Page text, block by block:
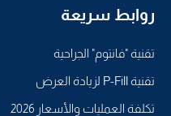
روابط سريعة
تقنية "فانتوم" الجراحية
تقنية P-Fill لزيادة العرض
تكلفة العمليات والأسعار 2026